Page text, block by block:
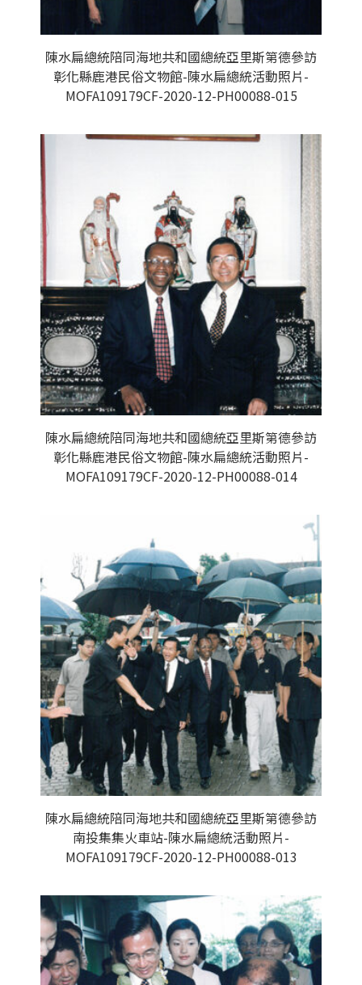
陳水扁總統陪同海地共和國總統亞里斯第德參訪
彰化縣鹿港民俗文物館-陳水扁總統活動照片-
MOFA109179CF-2020-12-PH00088-015
陳水扁總統陪同海地共和國總統亞里斯第德參訪
彰化縣鹿港民俗文物館-陳水扁總統活動照片-
MOFA109179CF-2020-12-PH00088-014
陳水扁總統陪同海地共和國總統亞里斯第德參訪
南投集集火車站-陳水扁總統活動照片-
MOFA109179CF-2020-12-PH00088-013